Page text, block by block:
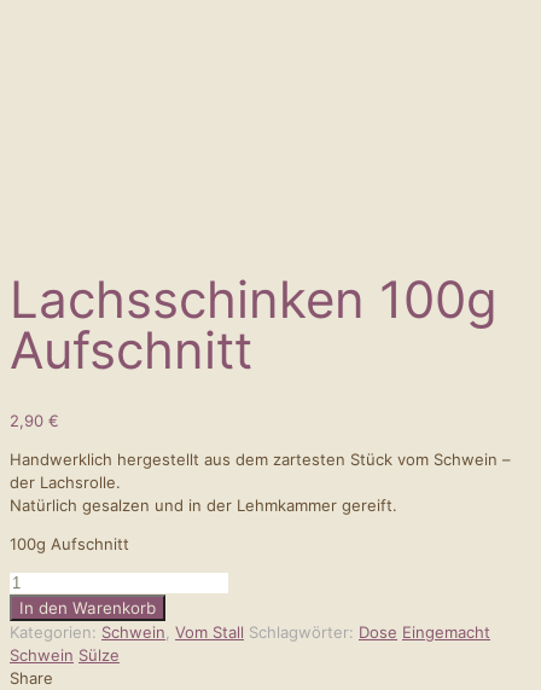
Lachsschinken 100g
Aufschnitt
2,90 €
Handwerklich hergestellt aus dem zartesten Stück vom Schwein –
der Lachsrolle.
Natürlich gesalzen und in der Lehmkammer gereift.
100g Aufschnitt
Lachsschinken
100g
Aufschnitt
Menge
In den Warenkorb
Kategorien: Schwein Vom Stall Schlagwörter: Dose Eingemacht
Schwein Sülze
Share